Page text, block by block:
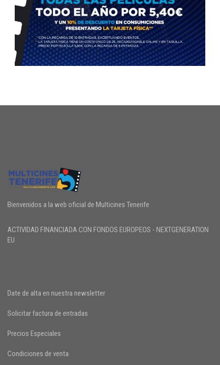
Bienvenidos a la web oficial de Multicines Tenerife
ACTIVIDAD FINANCIADA CON FONDOS EUROPEOS - NEXTGENERATION
EU
Date de alta en nuestra newsletter
Solicitar factura de entradas
Precios Especiales
Condiciones de venta